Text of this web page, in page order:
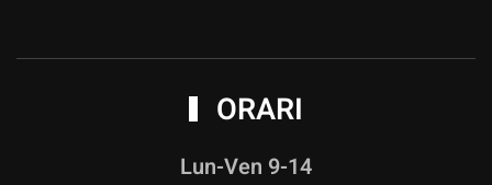
ORARI
Lun-Ven 9-14